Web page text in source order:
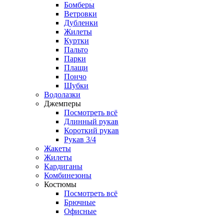
Бомберы
Ветровки
Дубленки
Жилеты
Куртки
Пальто
Парки
Плащи
Пончо
Шубки
Водолазки
Джемперы
Посмотреть всё
Длинный рукав
Короткий рукав
Рукав 3/4
Жакеты
Жилеты
Кардиганы
Комбинезоны
Костюмы
Посмотреть всё
Брючные
Офисные